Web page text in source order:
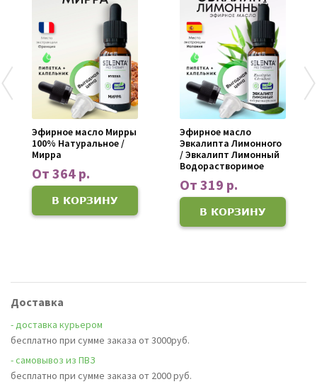
Эфирное масло Мирры
100% Натуральное /
Мирра
От 364 р.
В КОРЗИНУ
Эфирное масло
Эвкалипта Лимонного
/ Эвкалипт Лимонный
Водорастворимое
От 319 р.
В КОРЗИНУ
Доставка
- доставка курьером
бесплатно при сумме заказа от 3000руб.
- самовывоз из ПВЗ
бесплатно при сумме заказа от 2000 руб.